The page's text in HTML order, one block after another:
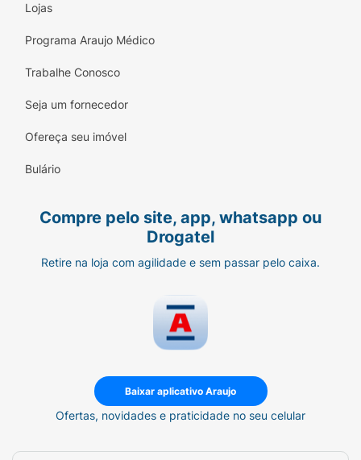
Lojas
Programa Araujo Médico
Trabalhe Conosco
Seja um fornecedor
Ofereça seu imóvel
Bulário
Compre pelo site, app, whatsapp ou
Drogatel
Retire na loja com agilidade e sem passar pelo caixa.
Baixar aplicativo Araujo
Ofertas, novidades e praticidade no seu celular